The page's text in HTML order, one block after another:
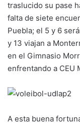
traslucido su pase
falta de siete
Puebla; el 5 y 6
y 13 viajan a
en el Gimnasio
enfrentando a CEU
A esta buena